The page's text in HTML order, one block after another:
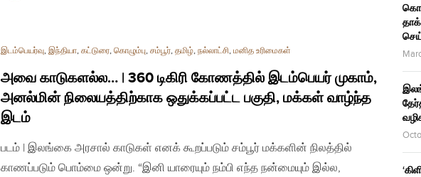
இடம்பெயர்வு, இந்தியா, கட்டுரை, கொழும்பு, சம்பூர், தமிழ், நல்லாட்சி, மனித உரிமைகள்
அவை காடுகளல்ல… | 360 டிகிரி கோணத்தில் இடம்பெயர் முகாம்,
அனல்மின் நிலையத்திற்காக ஒதுக்கப்பட்ட பகுதி, மக்கள் வாழ்ந்த
இடம்
படம் | இலங்கை அரசால் காடுகள் எனக் கூறப்படும் சம்பூர் மக்களின் நிலத்தில்
காணப்படும் பொம்மை ஒன்று. “இனி யாரையும் நம்பி எந்த நன்மையும் இல்ல,